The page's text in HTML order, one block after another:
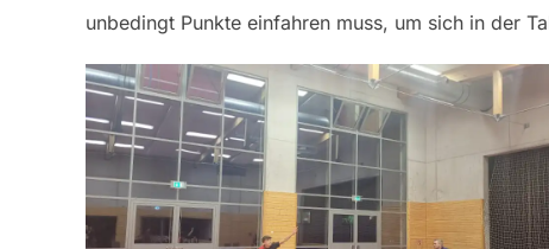
unbedingt Punkte einfahren muss, um sich in der